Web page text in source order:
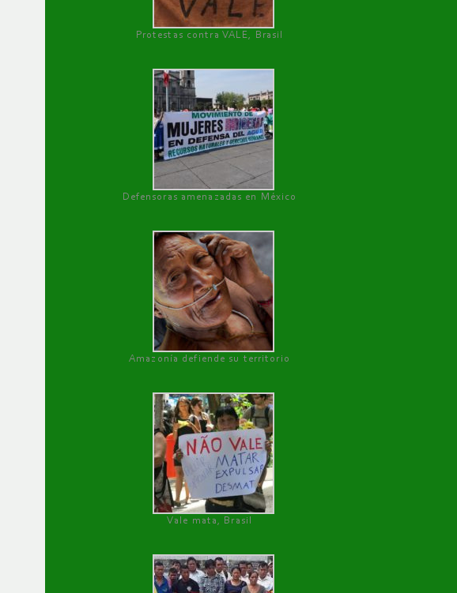
Protestas contra VALE, Brasil
Defensoras amenazadas en México
Amazonía defiende su territorio
Vale mata, Brasil